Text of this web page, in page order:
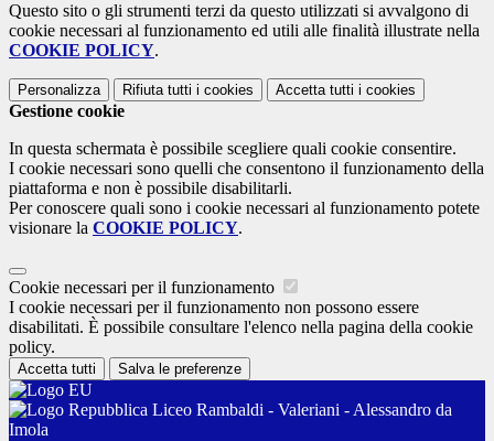
Questo sito o gli strumenti terzi da questo utilizzati si avvalgono di
cookie necessari al funzionamento ed utili alle finalità illustrate nella
COOKIE POLICY.
Personalizza Rifiuta tutti i cookies Accetta tutti i cookies
Gestione cookie
In questa schermata è possibile scegliere quali cookie consentire.
I cookie necessari sono quelli che consentono il funzionamento della
piattaforma e non è possibile disabilitarli.
Per conoscere quali sono i cookie necessari al funzionamento potete
visionare la COOKIE POLICY.
Cookie necessari per il funzionamento
I cookie necessari per il funzionamento non possono essere
disabilitati. È possibile consultare l'elenco nella pagina della cookie
policy.
Accetta tutti Salva le preferenze
Liceo Rambaldi - Valeriani - Alessandro da
Imola